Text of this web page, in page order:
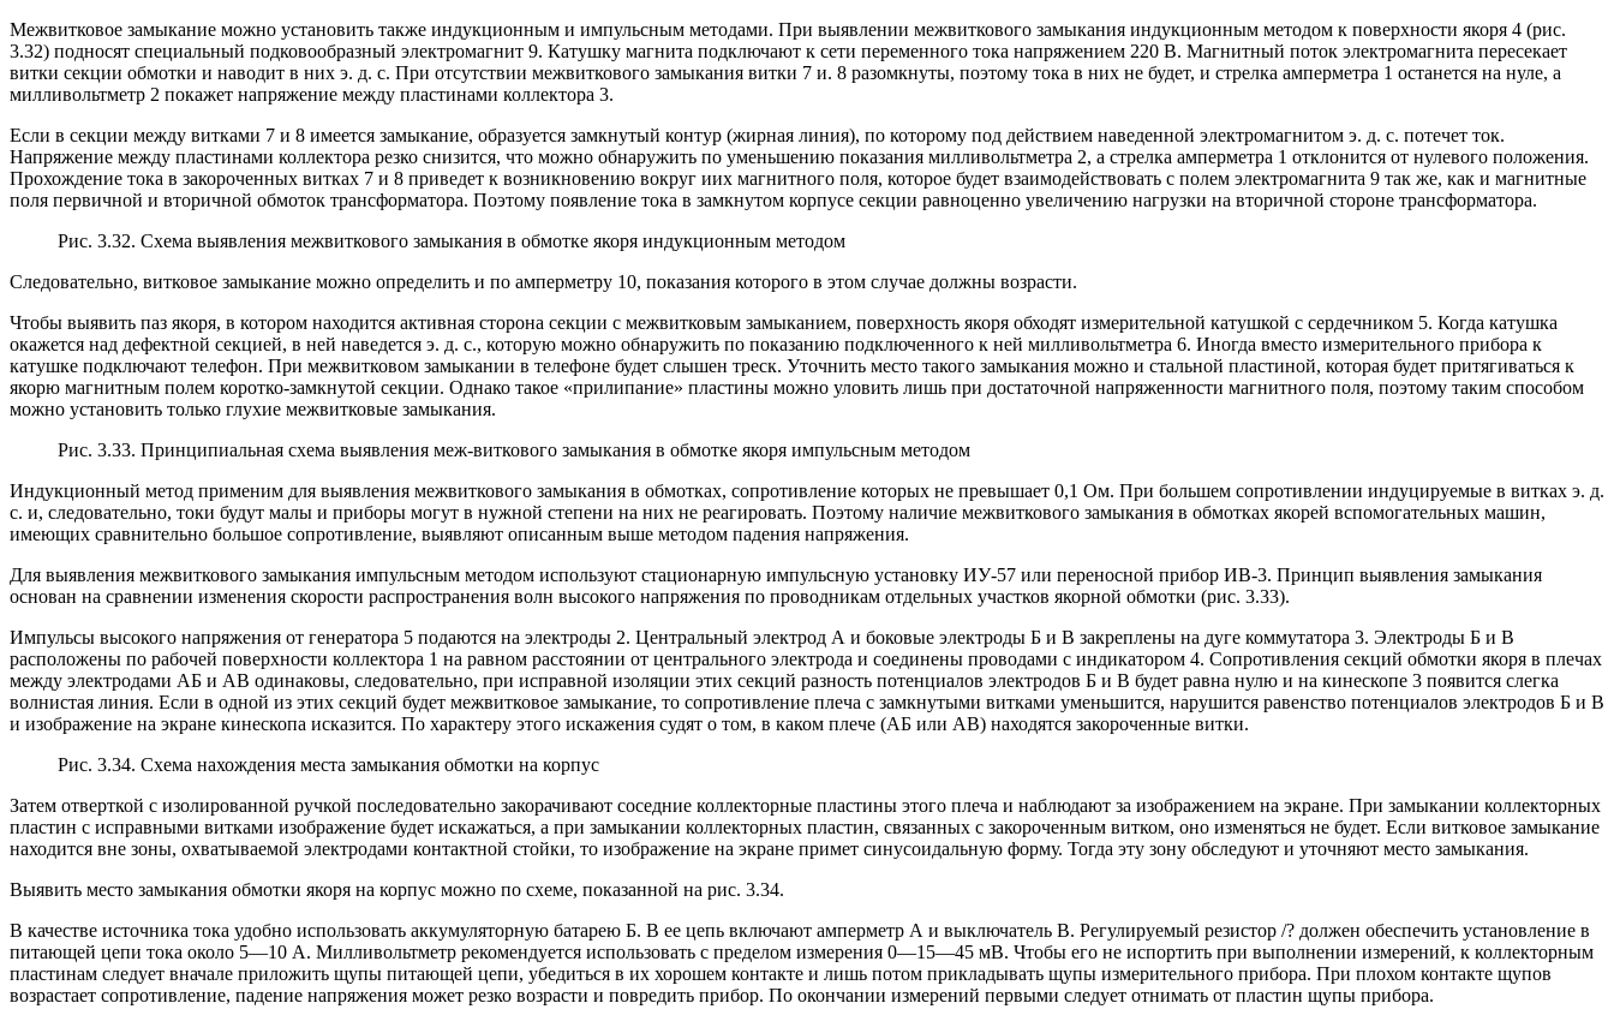
Межвитковое замыкание можно установить также индукционным и импульсным методами. При выявлении межвиткового замыкания индукционным методом к поверхности якоря 4 (рис.
3.32) подносят специальный подковообразный электромагнит 9. Катушку магнита подключают к сети переменного тока напряжением 220 В. Магнитный поток электромагнита пересекает
витки секции обмотки и наводит в них э. д. с. При отсутствии межвиткового замыкания витки 7 и. 8 разомкнуты, поэтому тока в них не будет, и стрелка амперметра 1 останется на нуле, а
милливольтметр 2 покажет напряжение между пластинами коллектора 3.
Если в секции между витками 7 и 8 имеется замыкание, образуется замкнутый контур (жирная линия), по которому под действием наведенной электромагнитом э. д. с. потечет ток.
Напряжение между пластинами коллектора резко снизится, что можно обнаружить по уменьшению показания милливольтметра 2, а стрелка амперметра 1 отклонится от нулевого положения.
Прохождение тока в закороченных витках 7 и 8 приведет к возникновению вокруг иих магнитного поля, которое будет взаимодействовать с полем электромагнита 9 так же, как и магнитные
поля первичной и вторичной обмоток трансформатора. Поэтому появление тока в замкнутом корпусе секции равноценно увеличению нагрузки на вторичной стороне трансформатора.
Рис. 3.32. Схема выявления межвиткового замыкания в обмотке якоря индукционным методом
Следовательно, витковое замыкание можно определить и по амперметру 10, показания которого в этом случае должны возрасти.
Чтобы выявить паз якоря, в котором находится активная сторона секции с межвитковым замыканием, поверхность якоря обходят измерительной катушкой с сердечником 5. Когда катушка
окажется над дефектной секцией, в ней наведется э. д. с., которую можно обнаружить по показанию подключенного к ней милливольтметра 6. Иногда вместо измерительного прибора к
катушке подключают телефон. При межвитковом замыкании в телефоне будет слышен треск. Уточнить место такого замыкания можно и стальной пластиной, которая будет притягиваться к
якорю магнитным полем коротко-замкнутой секции. Однако такое «прилипание» пластины можно уловить лишь при достаточной напряженности магнитного поля, поэтому таким способом
можно установить только глухие межвитковые замыкания.
Рис. 3.33. Принципиальная схема выявления меж-виткового замыкания в обмотке якоря импульсным методом
Индукционный метод применим для выявления межвиткового замыкания в обмотках, сопротивление которых не превышает 0,1 Ом. При большем сопротивлении индуцируемые в витках э. д.
с. и, следовательно, токи будут малы и приборы могут в нужной степени на них не реагировать. Поэтому наличие межвиткового замыкания в обмотках якорей вспомогательных машин,
имеющих сравнительно большое сопротивление, выявляют описанным выше методом падения напряжения.
Для выявления межвиткового замыкания импульсным методом используют стационарную импульсную установку ИУ-57 или переносной прибор ИВ-3. Принцип выявления замыкания
основан на сравнении изменения скорости распространения волн высокого напряжения по проводникам отдельных участков якорной обмотки (рис. 3.33).
Импульсы высокого напряжения от генератора 5 подаются на электроды 2. Центральный электрод А и боковые электроды Б и В закреплены на дуге коммутатора 3. Электроды Б и В
расположены по рабочей поверхности коллектора 1 на равном расстоянии от центрального электрода и соединены проводами с индикатором 4. Сопротивления секций обмотки якоря в плечах
между электродами АБ и АВ одинаковы, следовательно, при исправной изоляции этих секций разность потенциалов электродов Б и В будет равна нулю и на кинескопе 3 появится слегка
волнистая линия. Если в одной из этих секций будет межвитковое замыкание, то сопротивление плеча с замкнутыми витками уменьшится, нарушится равенство потенциалов электродов Б и В
и изображение на экране кинескопа исказится. По характеру этого искажения судят о том, в каком плече (АБ или АВ) находятся закороченные витки.
Рис. 3.34. Схема нахождения места замыкания обмотки на корпус
Затем отверткой с изолированной ручкой последовательно закорачивают соседние коллекторные пластины этого плеча и наблюдают за изображением на экране. При замыкании коллекторных
пластин с исправными витками изображение будет искажаться, а при замыкании коллекторных пластин, связанных с закороченным витком, оно изменяться не будет. Если витковое замыкание
находится вне зоны, охватываемой электродами контактной стойки, то изображение на экране примет синусоидальную форму. Тогда эту зону обследуют и уточняют место замыкания.
Выявить место замыкания обмотки якоря на корпус можно по схеме, показанной на рис. 3.34.
В качестве источника тока удобно использовать аккумуляторную батарею Б. В ее цепь включают амперметр А и выключатель В. Регулируемый резистор /? должен обеспечить установление в
питающей цепи тока около 5—10 А. Милливольтметр рекомендуется использовать с пределом измерения 0—15—45 мВ. Чтобы его не испортить при выполнении измерений, к коллекторным
пластинам следует вначале приложить щупы питающей цепи, убедиться в их хорошем контакте и лишь потом прикладывать щупы измерительного прибора. При плохом контакте щупов
возрастает сопротивление, падение напряжения может резко возрасти и повредить прибор. По окончании измерений первыми следует отнимать от пластин щупы прибора.